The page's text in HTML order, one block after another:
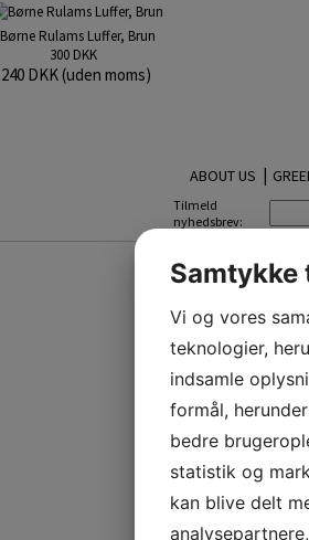
Børne Rulams Luffer, Brun
300 DKK
240 DKK (uden moms)
ABOUT US |
Tilmeld
nyhedsbrev:
Vi og vores
teknologier,
indsamle
formål,
bedre
statistik og
kan blive delt